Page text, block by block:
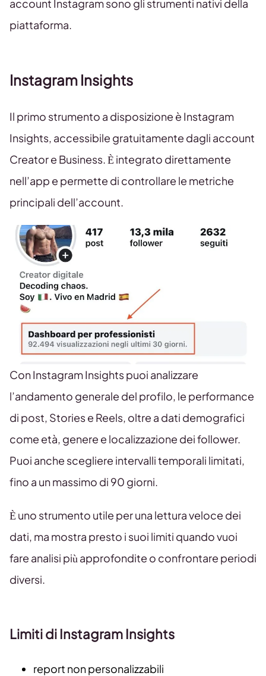
account Instagram sono gli strumenti nativi della
piattaforma.
Instagram Insights
Il primo strumento a disposizione è Instagram
Insights, accessibile gratuitamente dagli account
Creator e Business. È integrato direttamente
nell’app e permette di controllare le metriche
principali dell’account.
Con Instagram Insights puoi analizzare
l’andamento generale del profilo, le performance
di post, Stories e Reels, oltre a dati demografici
come età, genere e localizzazione dei follower.
Puoi anche scegliere intervalli temporali limitati,
fino a un massimo di 90 giorni.
È uno strumento utile per una lettura veloce dei
dati, ma mostra presto i suoi limiti quando vuoi
fare analisi più approfondite o confrontare periodi
diversi.
Limiti di Instagram Insights
report non personalizzabili